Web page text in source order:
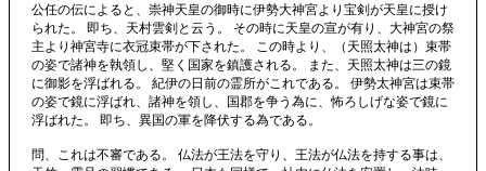
公任の伝によると、崇神天皇の御時に伊勢大神宮より宝剣が天皇に授け
られた。 即ち、天村雲剣と云う。 その時に天皇の宣が有り、大神宮の祭
主より神宮寺に衣冠束帯が下された。 この時より、（天照太神は）束帯
の姿で諸神を執領し、堅く国家を鎮護される。 また、天照太神は三の鏡
に御影を浮ばれる。 紀伊の日前の霊所がこれである。 伊勢太神宮は束帯
の姿で鏡に浮ばれ、諸神を領し、国郡を争う為に、怖ろしげな姿で鏡に
浮ばれた。 即ち、異国の軍を降伏する為である。
問、これは不審である。 仏法が王法を守り、王法が仏法を持する事は、